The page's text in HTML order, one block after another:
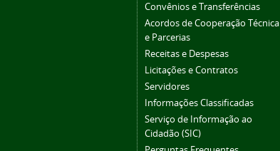
Convênios e Transferências
Acordos de Cooperação Técnica
e Parcerias
Receitas e Despesas
Licitações e Contratos
Servidores
Informações Classificadas
Serviço de Informação ao
Cidadão (SIC)